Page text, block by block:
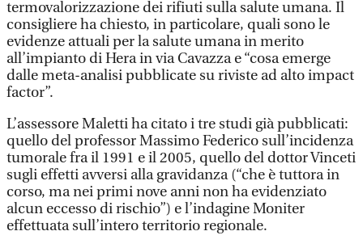
termovalorizzazione dei rifiuti sulla salute umana. Il
consigliere ha chiesto, in particolare, quali sono le
evidenze attuali per la salute umana in merito
all’impianto di Hera in via Cavazza e “cosa emerge
dalle meta-analisi pubblicate su riviste ad alto impact
factor”.
L’assessore Maletti ha citato i tre studi già pubblicati:
quello del professor Massimo Federico sull’incidenza
tumorale fra il 1991 e il 2005, quello del dottor Vinceti
sugli effetti avversi alla gravidanza (“che è tuttora in
corso, ma nei primi nove anni non ha evidenziato
alcun eccesso di rischio”) e l’indagine Moniter
effettuata sull’intero territorio regionale.